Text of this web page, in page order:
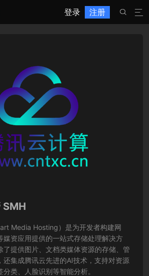
登录 注册 

SMH
Media Hosting）是为开发者构建网
媒资应用提供的一站式存储处理解决方
了提供图片、文档类媒体资源的存储、管
还集成腾讯云先进的AI技术，支持对资源
类、人脸识别等智能分析。